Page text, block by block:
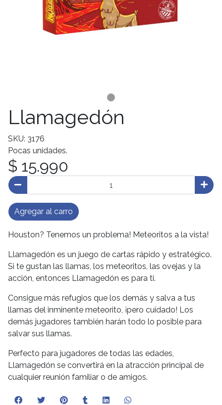
Llamagedón
SKU: 3176
Pocas unidades.
$ 15.990
Agregar al carro
Houston? Tenemos un problema! Meteoritos a la vista!
Llamagedón es un juego de cartas rápido y estratégico.
Si te gustan las llamas, los meteoritos, las ovejas y la
acción, entonces Llamagedón es para ti.
Consigue más refugios que los demás y salva a tus
llamas del inminente meteorito, ¡pero cuidado! Los
demás jugadores también harán todo lo posible para
salvar sus llamas.
Perfecto para jugadores de todas las edades,
Llamagedón se convertirá en la atracción principal de
cualquier reunión familiar o de amigos.